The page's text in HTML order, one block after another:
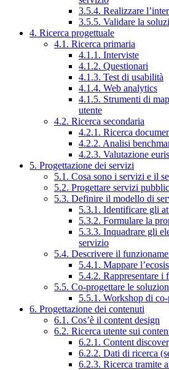
3.5.4. Realizzare
3.5.5. Validare la
4. Ricerca progettuale
4.1. Ricerca primaria
4.1.1. Interviste
4.1.2. Questionari
4.1.3. Test di usabilità
4.1.4. Web analytics
4.1.5. Strumenti di
utente
4.2. Ricerca secondaria
4.2.1. Ricerca
4.2.2. Analisi
4.2.3. Valutazione
5. Progettazione dei servizi
5.1. Cosa sono i servizi e il
5.2. Progettare servizi
5.3. Definire il modello di
5.3.1. Identificare gli
5.3.2. Formulare la
5.3.3. Inquadrare gli
servizio
5.4. Descrivere il
5.4.1. Mappare
5.4.2. Rappresentare i
5.5. Co-progettare le
5.5.1. Workshop di
6. Progettazione dei contenuti
6.1. Cos’è il content design
6.2. Ricerca utente sui
6.2.1. Content
6.2.2. Dati di ricerca
6.2.3. Ricerca tramite